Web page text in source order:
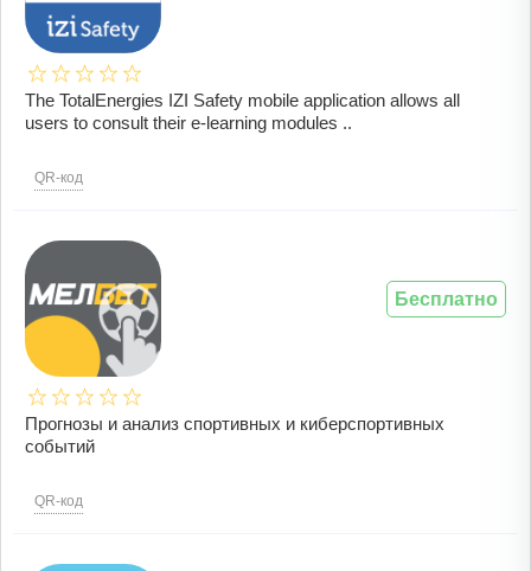
The TotalEnergies IZI Safety mobile application allows all
users to consult their e-learning modules ..
QR-код
Прогнозы и анализ спортивных и киберспортивных
событий
QR-код
Бесплатно